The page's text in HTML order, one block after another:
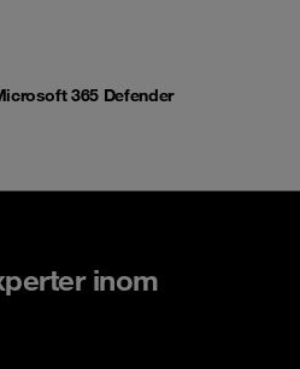
365 Defender
inom